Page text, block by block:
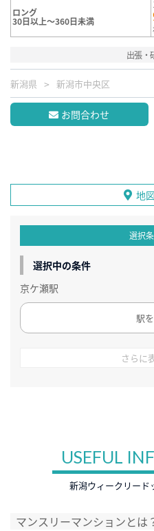
ロング
30日以上～360日未満
出張・
新潟県 新潟市中央区
お問合わせ
地
選択
選択中の条件
京ケ瀬駅
駅
さらに
USEFUL
新潟ウィークリード
マンスリーマンションとは